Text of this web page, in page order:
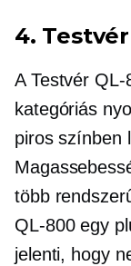
4. Testvér
A Testvér QL-
kategóriás
piros színben
több
QL-800egy
jelenti, hogy